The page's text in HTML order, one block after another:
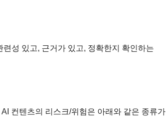
성 있고, 근거가 있고, 정확한지 확인하는
컨텐츠의 리스크/위험은 아래와 같은 종류가